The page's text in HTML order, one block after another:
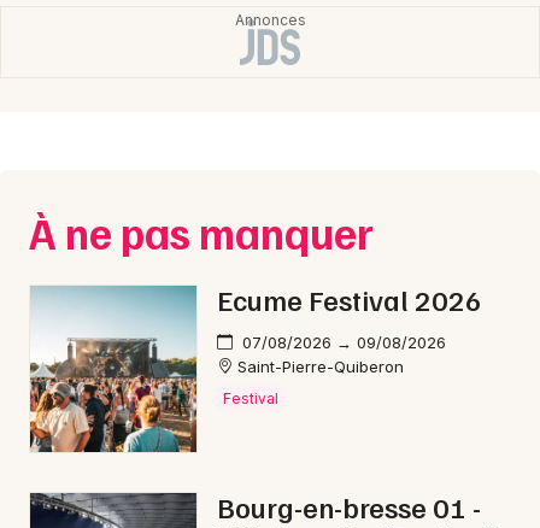
Choisir mes départements
Mon email
Je m'abonne
À ne pas manquer
Ecume Festival 2026
07/08/2026 → 09/08/2026
Saint-Pierre-Quiberon
Festival
Bourg-en-bresse 01 -